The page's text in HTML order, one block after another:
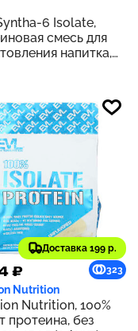
6 Isolate,
смесь для
напитка,
Доставка 199 р.
₽ 323
Nutrition
Nutrition, 100%
протеина, без